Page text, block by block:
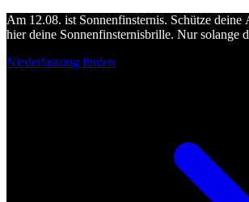
Am 12.08. ist Sonnenfinsternis. Schütze deine
hier deine Sonnenfinsternisbrille. Nur solange
Niederlassung finden